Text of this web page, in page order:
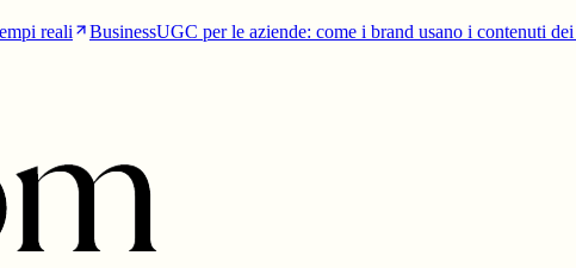
reali BusinessUGC per le aziende: come i brand usano i contenuti